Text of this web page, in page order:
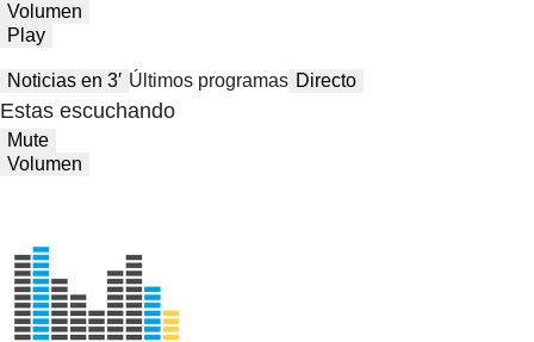
Volumen
Play
Noticias en 3′ Últimos programas Directo
Estas escuchando
Mute
Volumen